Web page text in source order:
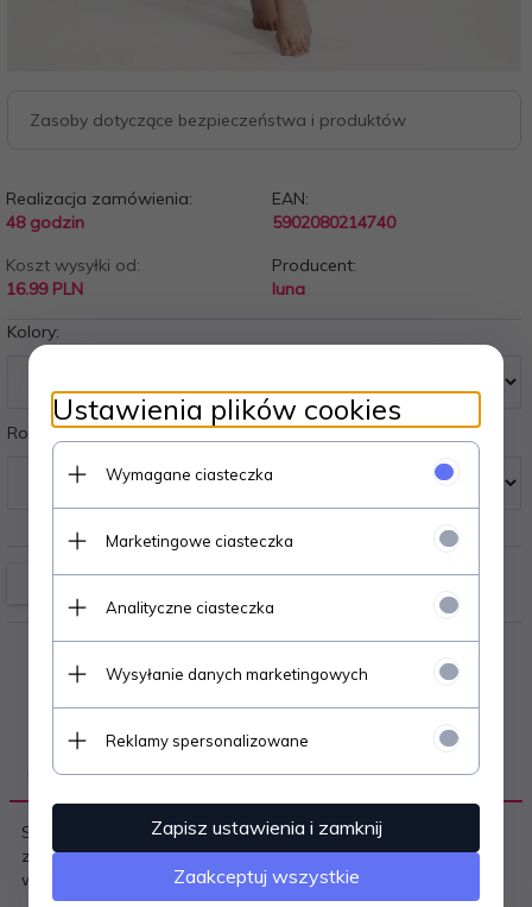
Zasoby dotyczące bezpieczeństwa i produktów
Realizacja zamówienia:
48 godzin
EAN:
5902080214740
Koszt wysyłki od:
16.99 PLN
Producent:
luna
Kolory:
Rozmiary:
OPIS PRODUKTU
Szlafrok damski - z miłej bawełny z wytłaczanym wzorem -
zapinany na zamek - długi rękaw - na wysokości bioder
wygodne kieszenie Skład: 78% bawełna, 22% poliester
Ustawienia plików cookies
Wymagane ciasteczka
Marketingowe ciasteczka
Analityczne ciasteczka
Wysyłanie danych marketingowych
Reklamy spersonalizowane
Zapisz ustawienia i zamknij
Zaakceptuj wszystkie